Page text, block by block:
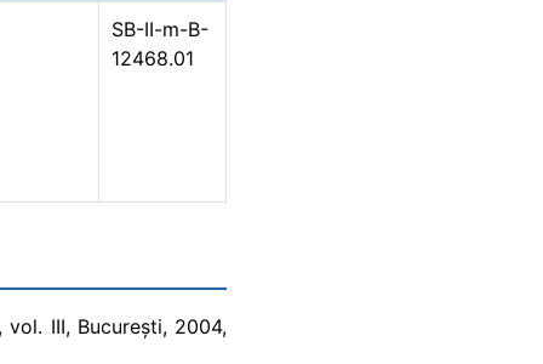
SB-II-m-B-
12468.01
III, București, 2004,